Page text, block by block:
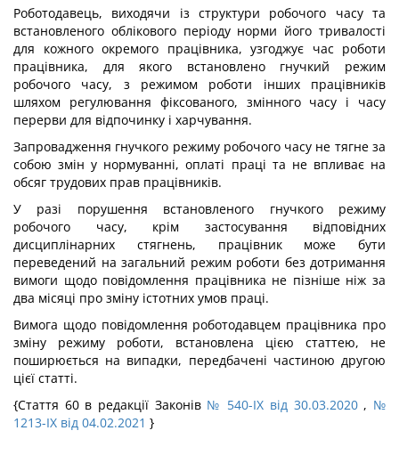
Роботодавець, виходячи із структури робочого часу та
встановленого облікового періоду норми його тривалості
для кожного окремого працівника, узгоджує час роботи
працівника, для якого встановлено гнучкий режим
робочого часу, з режимом роботи інших працівників
шляхом регулювання фіксованого, змінного часу і часу
перерви для відпочинку і харчування.
Запровадження гнучкого режиму робочого часу не тягне за
собою змін у нормуванні, оплаті праці та не впливає на
обсяг трудових прав працівників.
У разі порушення встановленого гнучкого режиму
робочого часу, крім застосування відповідних
дисциплінарних стягнень, працівник може бути
переведений на загальний режим роботи без дотримання
вимоги щодо повідомлення працівника не пізніше ніж за
два місяці про зміну істотних умов праці.
Вимога щодо повідомлення роботодавцем працівника про
зміну режиму роботи, встановлена цією статтею, не
поширюється на випадки, передбачені частиною другою
цієї статті.
{Стаття 60 в редакції Законів № 540-IX від 30.03.2020, №
1213-IX від 04.02.2021 }